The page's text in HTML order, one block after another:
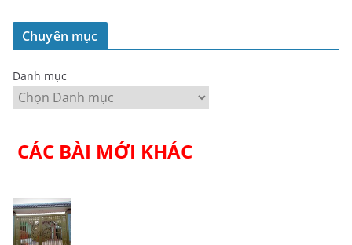
Chuyên mục
Danh mục
CÁC BÀI MỚI KHÁC